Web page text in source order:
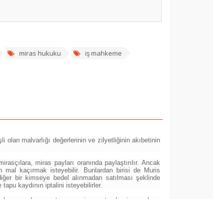
miras hukuku
iş mahkeme
malvarlığı değerlerinin ve zilyetliğinin akıbetinin
miras payları oranında paylaştırılır. Ancak
mal kaçırmak isteyebilir. Bunlardan birisi de Muris
bir kimseye bedel alınmadan satılması şeklinde
kaydının iptalini isteyebilirler.